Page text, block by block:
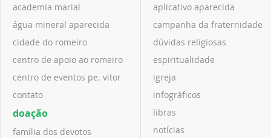
academia marial
água mineral aparecida
cidade do romeiro
centro de apoio ao romeiro
centro de eventos pe. vitor
contato
doação
família dos devotos
aplicativo aparecida
campanha da fraternidade
dúvidas religiosas
espiritualidade
igreja
infográficos
libras
notícias